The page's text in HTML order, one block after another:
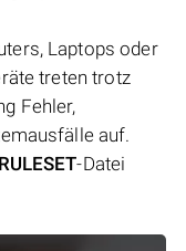
Laptops oder
treten trotz
Fehler,
auf.
-Datei